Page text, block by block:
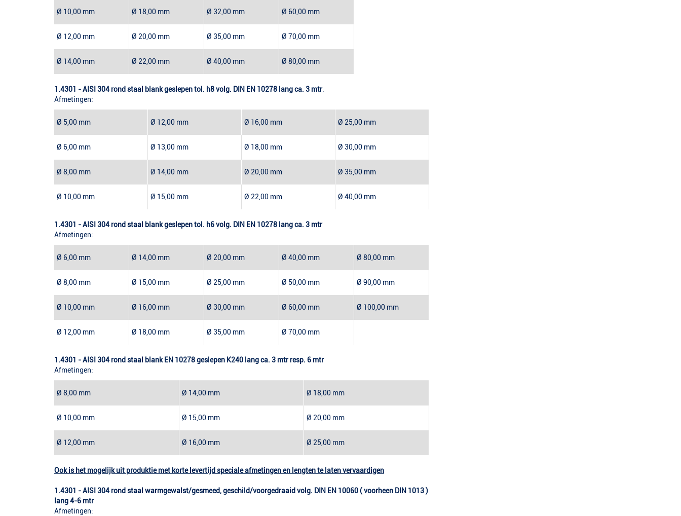
Ø 10,00 mm Ø 18,00 mm Ø 32,00 mm Ø 60,00 mm
Ø 12,00 mm Ø 20,00 mm Ø 35,00 mm Ø 70,00 mm
Ø 14,00 mm Ø 22,00 mm Ø 40,00 mm Ø 80,00 mm
1.4301 - AISI 304 rond staal blank geslepen tol. h8 volg. DIN EN 10278 lang ca. 3 mtr.
Afmetingen:
Ø 5,00 mm Ø 12,00 mm Ø 16,00 mm Ø 25,00 mm
Ø 6,00 mm Ø 13,00 mm Ø 18,00 mm Ø 30,00 mm
Ø 8,00 mm Ø 14,00 mm Ø 20,00 mm Ø 35,00 mm
Ø 10,00 mm Ø 15,00 mm Ø 22,00 mm Ø 40,00 mm
1.4301 - AISI 304 rond staal blank geslepen tol. h6 volg. DIN EN 10278 lang ca. 3 mtr
Afmetingen:
Ø 6,00 mm Ø 14,00 mm Ø 20,00 mm Ø 40,00 mm Ø 80,00 mm
Ø 8,00 mm Ø 15,00 mm Ø 25,00 mm Ø 50,00 mm Ø 90,00 mm
Ø 10,00 mm Ø 16,00 mm Ø 30,00 mm Ø 60,00 mm Ø 100,00 mm
Ø 12,00 mm Ø 18,00 mm Ø 35,00 mm Ø 70,00 mm
1.4301 - AISI 304 rond staal blank EN 10278 geslepen K240 lang ca. 3 mtr resp. 6 mtr
Afmetingen:
Ø 8,00 mm Ø 14,00 mm Ø 18,00 mm
Ø 10,00 mm Ø 15,00 mm Ø 20,00 mm
Ø 12,00 mm Ø 16,00 mm Ø 25,00 mm
Ook is het mogelijk uit produktie met korte levertijd speciale afmetingen en lengten te laten vervaardigen
1.4301 - AISI 304 rond staal warmgewalst/gesmeed, geschild/voorgedraaid volg. DIN EN 10060 ( voorheen DIN 1013 )
lang 4-6 mtr
Afmetingen: